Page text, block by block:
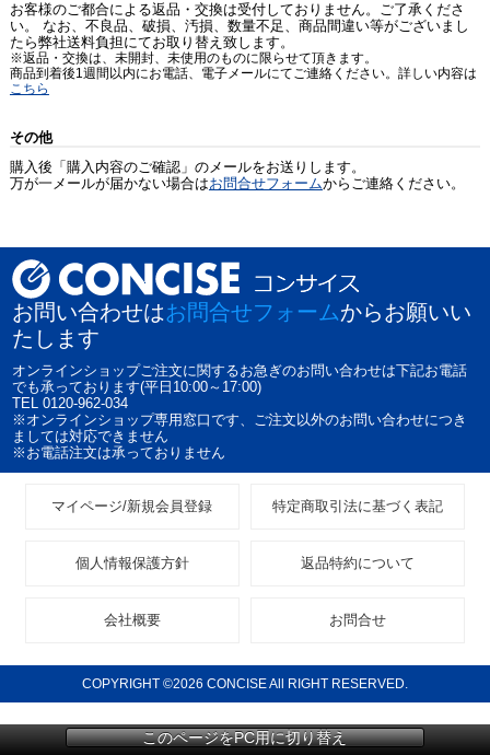
お客様のご都合による返品・交換は受付しておりません。ご了承くださ
い。 なお、不良品、破損、汚損、数量不足、商品間違い等がございまし
たら弊社送料負担にてお取り替え致します。
※返品・交換は、未開封、未使用のものに限らせて頂きます。
商品到着後1週間以内にお電話、電子メールにてご連絡ください。詳しい内容は
こちら
その他
購入後「購入内容のご確認」のメールをお送りします。
万が一メールが届かない場合はお問合せフォームからご連絡ください。
お問い合わせはお問合せフォームからお願いい
たします
オンラインショップご注文に関するお急ぎのお問い合わせは下記お電話
でも承っております(平日10:00～17:00)
TEL 0120-962-034
※オンラインショップ専用窓口です、ご注文以外のお問い合わせにつき
ましては対応できません
※お電話注文は承っておりません
マイページ/新規会員登録 特定商取引法に基づく表記
個人情報保護方針 返品特約について
会社概要 お問合せ
COPYRIGHT ©2026 CONCISE All RIGHT RESERVED.
このページをPC用に切り替え